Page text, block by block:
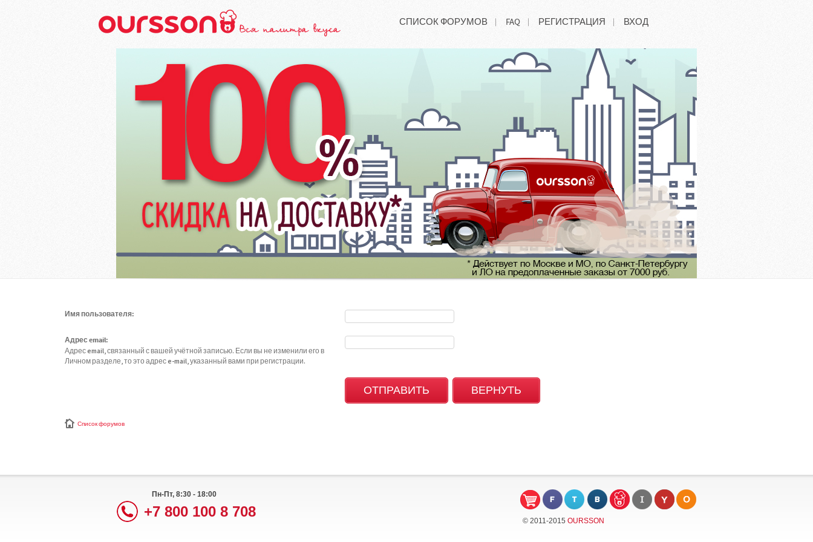
СПИСОК ФОРУМОВ FAQ РЕГИСТРАЦИЯ ВХОД
Имя пользователя:
Адрес email:
Адрес email, связанный с вашей учётной записью. Если вы не изменили его в
Личном разделе, то это адрес e-mail, указанный вами при регистрации.
Список форумов
Пн-Пт, 8:30 - 18:00
+7 800 100 8 708
© 2011-2015 OURSSON